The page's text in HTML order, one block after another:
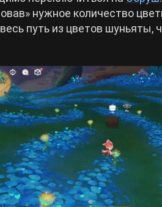
нужное количество
путь из цветов шуньяты,